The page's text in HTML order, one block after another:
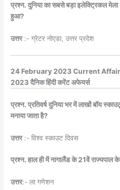
प्रश्न. दुनिया का सबसे बड़ा इलेक्ट्रिकल
हुआ?
उत्तर:- ग्रेटर नोएडा, उत्तर प्रदेश
24 February 2023 Current
2023 दैनिक हिंदी करेंट अफेयर्स
प्रश्न. प्रतिवर्ष दुनिया भर में लाखों बॉय
मनाया जाता है?
उत्तर:- विश्व स्काउट दिवस
प्रश्न. हाल ही में नागालैंड के 21वें
उत्तर:- ला गणेशन